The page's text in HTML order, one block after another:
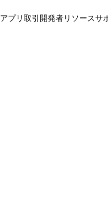
アプリ 取引 開発者リソースサ